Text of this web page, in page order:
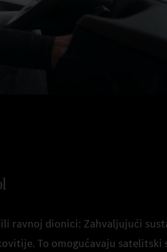
ravnoj dionici: Zahvaljujući
To omogućavaju satelitski